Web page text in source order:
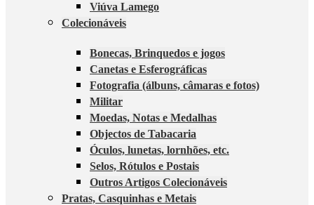
Viúva Lamego
Colecionáveis
Bonecas, Brinquedos e jogos
Canetas e Esferográficas
Fotografia (álbuns, câmaras e fotos)
Militar
Moedas, Notas e Medalhas
Objectos de Tabacaria
Óculos, lunetas, lornhões, etc.
Selos, Rótulos e Postais
Outros Artigos Colecionáveis
Pratas, Casquinhas e Metais